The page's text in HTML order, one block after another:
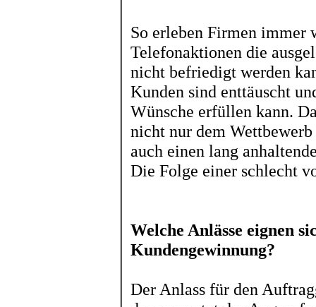
So erleben Firmen immer
Telefonaktionen die
nicht befriedigt werden
Kunden sind enttäuscht
Wünsche erfüllen kann.
nicht nur dem
auch einen lang
Die Folge einer schlecht
Welche Anlässe eignen
Kundengewinnung?
Der Anlass für den